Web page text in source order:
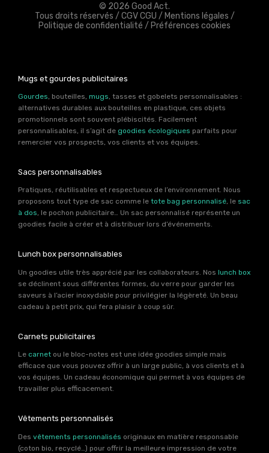
© 2026 Good Act.
Tous droits réservés / CGV CGU / Mentions légales /
Politique de confidentialité / Préférences cookies
Mugs et gourdes publicitaires
Gourdes, bouteilles, mugs, tasses et gobelets personnalisables :
alternatives durables aux bouteilles en plastique, ces objets
promotionnels sont souvent plébiscités. Facilement
personnalisables, il s’agit de goodies écologiques parfaits pour
remercier vos prospects, vos clients et vos équipes.
Sacs personnalisables
Pratiques, réutilisables et respectueux de l’environnement. Nous
proposons tout type de sac comme le tote bag personnalisé, le sac
à dos, le pochon publicitaire… Un sac personnalisé représente un
goodies facile à créer et à distribuer lors d’événements.
Lunch box personnalisables
Un goodies utile très apprécié par les collaborateurs. Nos lunch box
se déclinent sous différentes formes, du verre pour garder les
saveurs à l’acier inoxydable pour privilégier la légèreté. Un beau
cadeau à petit prix, qui fera plaisir à coup sûr.
Carnets publicitaires
Le carnet ou le bloc-notes est une idée goodies simple mais
efficace que vous pouvez offrir à un large public, à vos clients et à
vos équipes. Un cadeau économique qui permet à vos équipes de
travailler plus efficacement.
Vêtements personnalisés
Des vêtements personnalisés originaux en matière responsable
(coton bio, recyclé…) pour offrir la meilleure impression de votre